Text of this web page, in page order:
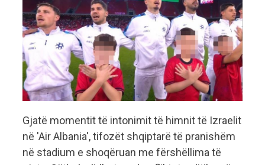
Gjatë momentit të intonimit të himnit të Izraelit
në 'Air Albania', tifozët shqiptarë të pranishëm
në stadium e shoqëruan me fërshëllima të